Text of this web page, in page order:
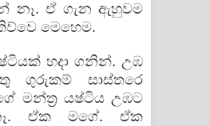
නෑ. ඒ ගැන ඇහුවම
මෙහෙම.
හදා ගනින්. උඹ
ගුරුකම් සාස්තරෙ
මන්ත්‍ර යෂ්ටිය උඹට
ඒක මගේ. ඒක